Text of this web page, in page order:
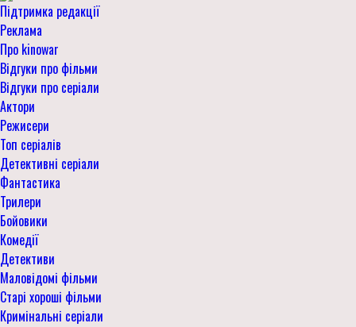
Підтримка редакції
Реклама
Про kinowar
Відгуки про фільми
Відгуки про серіали
Актори
Режисери
Топ серіалів
Детективні серіали
Фантастика
Трилери
Бойовики
Комедії
Детективи
Маловідомі фільми
Старі хороші фільми
Кримінальні серіали